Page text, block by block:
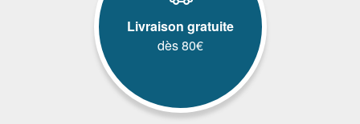
Livraison gratuite
dès 80€